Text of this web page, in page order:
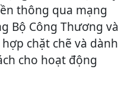
thông qua mạng
Bộ Công Thương và
chặt chẽ và dành
cho hoạt động